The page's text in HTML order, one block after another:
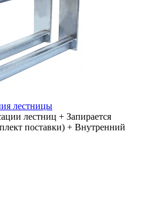
лестницы
лестниц + Запирается
поставки) + Внутренний